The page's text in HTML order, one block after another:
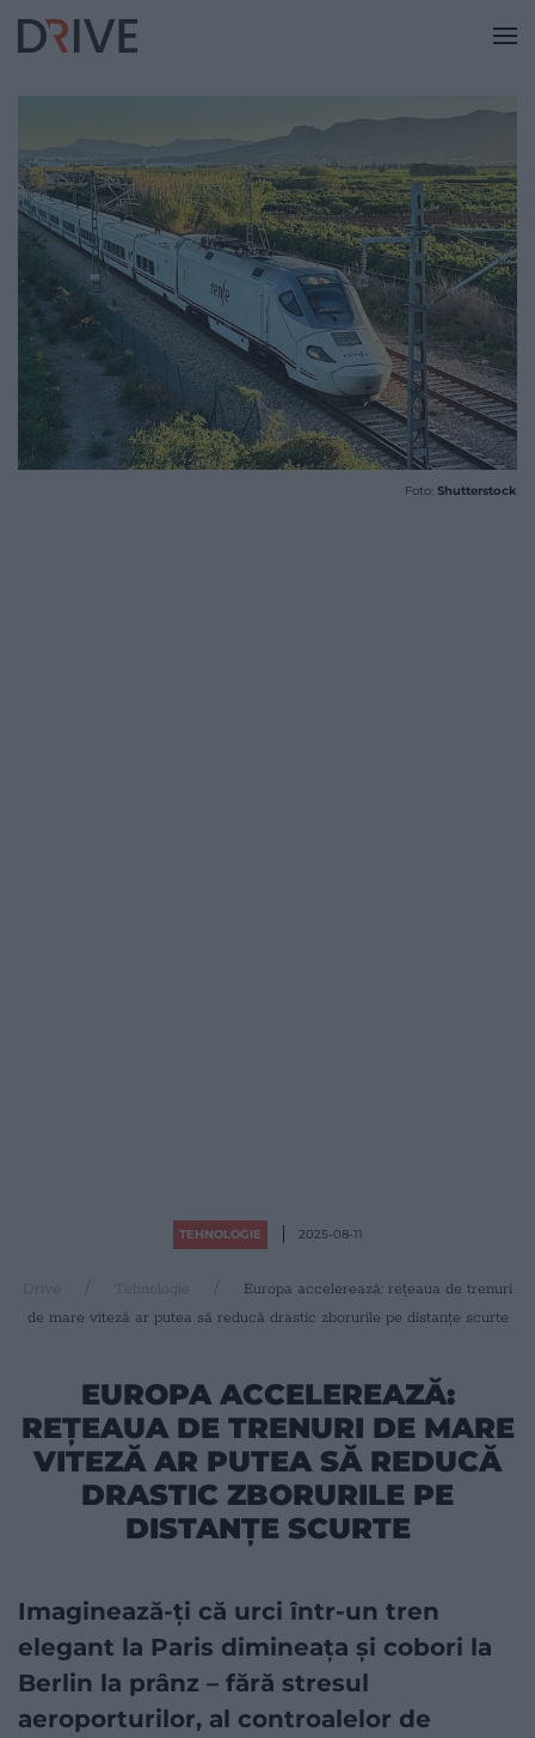
Foto: Shutterstock
TEHNOLOGIE 2025-08-11
Drive
Europa accelerează: rețeaua de trenuri
de mare viteză ar putea să reducă drastic zborurile pe distanțe scurte
EUROPA ACCELEREAZĂ:
REȚEAUA DE TRENURI DE MARE
VITEZĂ AR PUTEA SĂ REDUCĂ
DRASTIC ZBORURILE PE
DISTANȚE SCURTE
Imaginează-ți că urci într-un tren
elegant la Paris dimineața și cobori la
Berlin la prânz – fără stresul
aeroporturilor, al controalelor de